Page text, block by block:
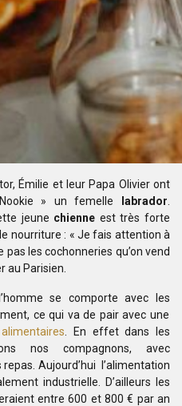
Émilie et leur Papa Olivier ont
» un femelle
labrador
jeune chienne est très forte
nourriture : « Je fais attention à
les cochonneries qu’on vend
au Parisien.
se comporte avec les
ce qui va de pair avec une
. En effet dans les
nos compagnons, avec
Aujourd’hui l’alimentation
industrielle. D’ailleurs les
entre 600 et 800 € par an